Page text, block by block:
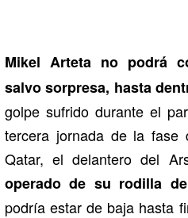
Mikel Arteta no podrá
salvo sorpresa, hasta
golpe sufrido durante el
tercera jornada de la fase
Qatar, el delantero del
operado de su rodilla
podría estar de baja hasta